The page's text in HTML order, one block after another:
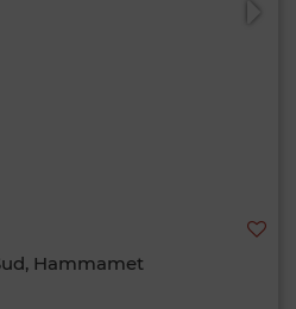
Hammamet